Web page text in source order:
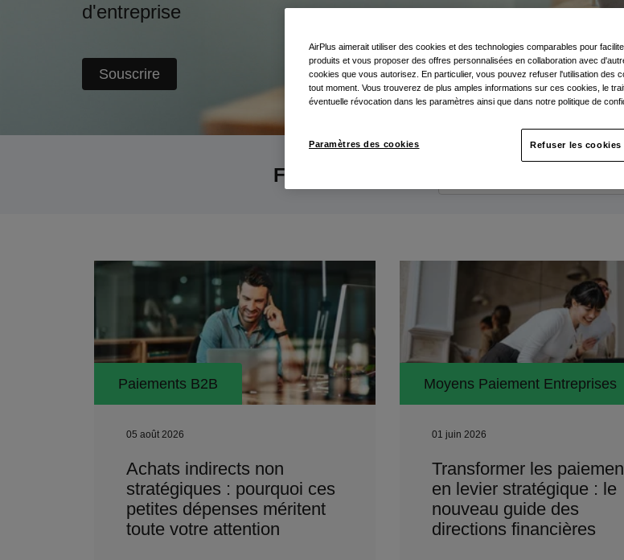
d'entreprise
Souscrire
Filtrer par sujet
Paiements B2B
05 août 2026
Achats indirects non
stratégiques : pourquoi ces
petites dépenses méritent
toute votre attention
Moyens Paiement Entreprises
01 juin 2026
Transformer les
en levier stratégique : le
nouveau guide des
directions financières
AirPlus aimerait utiliser des cookies et des technologies comparables pour
produits et vous proposer des offres personnalisées en collaboration avec
cookies que vous autorisez. En particulier, vous pouvez refuser l'utilisation des
tout moment. Vous trouverez de plus amples informations sur ces cookies, le
éventuelle révocation dans les paramètres ainsi que dans notre politique de
Paramètres des cookies Refuser les cookies